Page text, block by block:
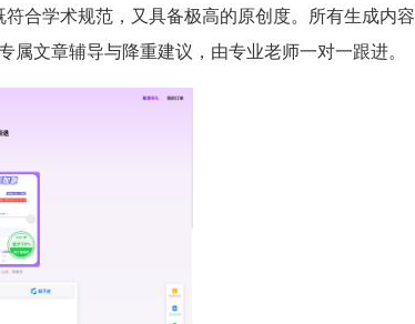
合学术规范，又具备极高的原创度。所有生成内容
文章辅导与降重建议，由专业老师一对一跟进。